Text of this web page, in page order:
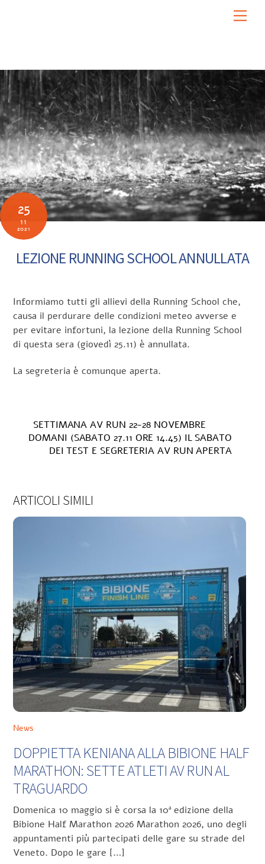
25
11
2021
LEZIONE RUNNING SCHOOL ANNULLATA
Informiamo tutti gli allievi della Running School che,
causa il perdurare delle condizioni meteo avverse e
per evitare infortuni, la lezione della Running School
di questa sera (giovedì 25.11) è annullata.
La segreteria è comunque aperta.
SETTIMANA AV RUN 22-28 NOVEMBRE
DOMANI (SABATO 27.11 ORE 14.45) IL SABATO
DEI TEST E SEGRETERIA AV RUN APERTA
ARTICOLI SIMILI
News
DOPPIETTA KENIANA ALLA BIBIONE HALF
MARATHON: SETTE ATLETI AV RUN AL
TRAGUARDO
Domenica 10 maggio si è corsa la 10ª edizione della
Bibione Half Marathon 2026 Marathon 2026, uno degli
appuntamenti più partecipati delle gare su strade del
Veneto. Dopo le gare […]